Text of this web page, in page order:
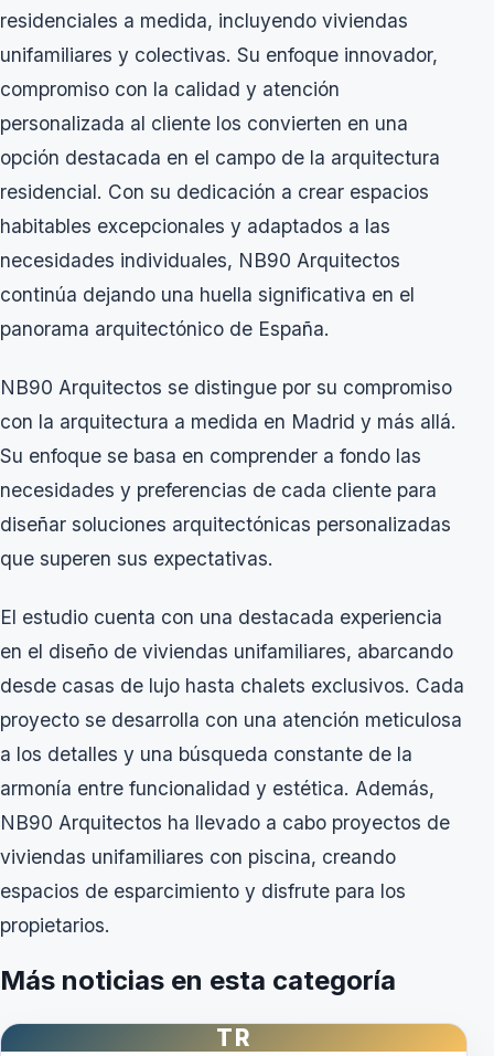
residenciales a medida, incluyendo viviendas
unifamiliares y colectivas. Su enfoque innovador,
compromiso con la calidad y atención
personalizada al cliente los convierten en una
opción destacada en el campo de la arquitectura
residencial. Con su dedicación a crear espacios
habitables excepcionales y adaptados a las
necesidades individuales, NB90 Arquitectos
continúa dejando una huella significativa en el
panorama arquitectónico de España.
NB90 Arquitectos se distingue por su compromiso
con la arquitectura a medida en Madrid y más allá.
Su enfoque se basa en comprender a fondo las
necesidades y preferencias de cada cliente para
diseñar soluciones arquitectónicas personalizadas
que superen sus expectativas.
El estudio cuenta con una destacada experiencia
en el diseño de viviendas unifamiliares, abarcando
desde casas de lujo hasta chalets exclusivos. Cada
proyecto se desarrolla con una atención meticulosa
a los detalles y una búsqueda constante de la
armonía entre funcionalidad y estética. Además,
NB90 Arquitectos ha llevado a cabo proyectos de
viviendas unifamiliares con piscina, creando
espacios de esparcimiento y disfrute para los
propietarios.
Más noticias en esta categoría
TR